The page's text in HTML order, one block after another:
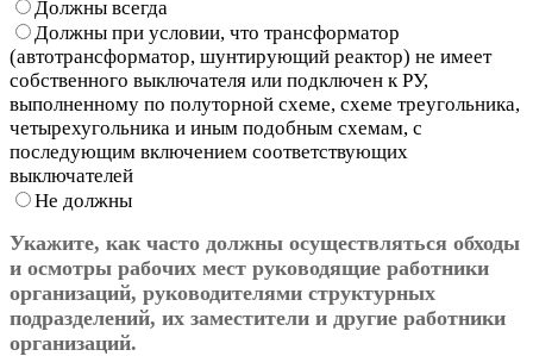
Должны всегда
Должны при условии, что трансформатор
(автотрансформатор, шунтирующий реактор) не имеет
собственного выключателя или подключен к РУ,
выполненному по полуторной схеме, схеме треугольника,
четырехугольника и иным подобным схемам, с
последующим включением соответствующих
выключателей
Не должны
Укажите, как часто должны осуществляться обходы
и осмотры рабочих мест руководящие работники
организаций, руководителями структурных
подразделений, их заместители и другие работники
организаций.